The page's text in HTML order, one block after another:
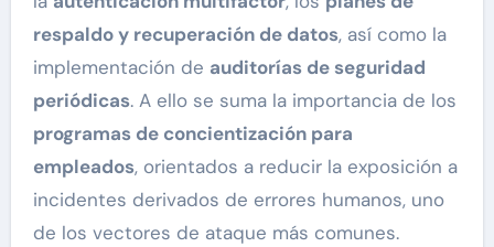
respaldo y recuperación de datos, así como la
implementación de auditorías de seguridad
periódicas. A ello se suma la importancia de los
programas de concientización para
empleados, orientados a reducir la exposición a
incidentes derivados de errores humanos, uno
de los vectores de ataque más comunes.